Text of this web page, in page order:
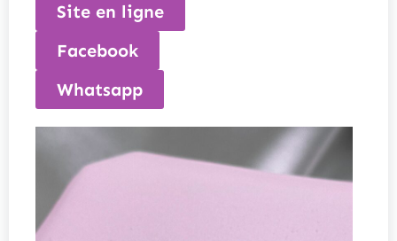
Site en ligne
Facebook
Whatsapp